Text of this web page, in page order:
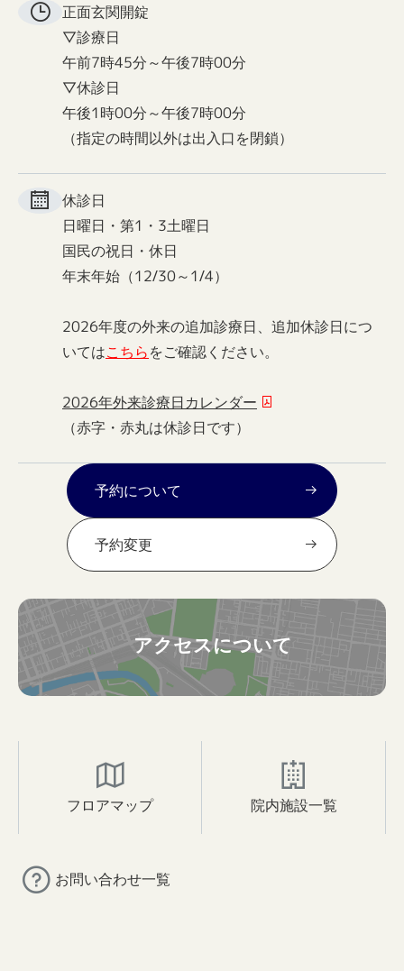
正面玄関開錠
▽診療日
午前7時45分～午後7時00分
▽休診日
午後1時00分～午後7時00分
（指定の時間以外は出入口を閉鎖）
休診日
日曜日・第1・3土曜日
国民の祝日・休日
年末年始（12/30～1/4）
2026年度の外来の追加診療日、追加休診日につ
いてはこちらをご確認ください。
2026年外来診療日カレンダー
（赤字・赤丸は休診日です）
予約について
予約変更
アクセスについて
フロアマップ 院内施設一覧
お問い合わせ一覧